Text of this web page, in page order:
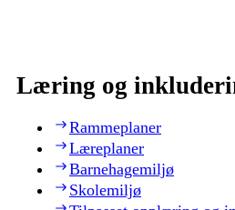
Læring og
Rammeplaner
Læreplaner
Barnehagemiljø
Skolemiljø